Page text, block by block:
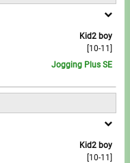
Kid2 boy
[10-11]
Jogging Plus SE
Kid2 boy
[10-11]